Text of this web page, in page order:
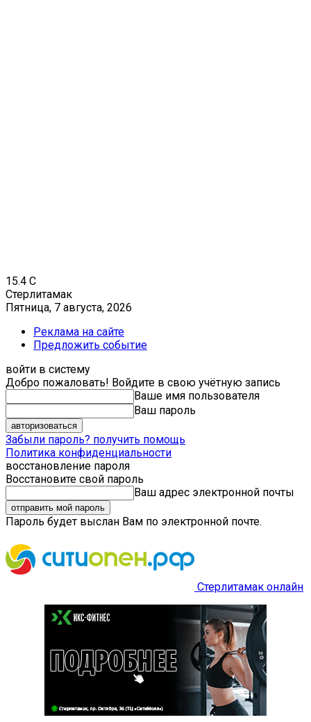
15.4 C
Стерлитамак
Пятница, 7 августа, 2026
Реклама на сайте
Предложить событие
войти в систему
Добро пожаловать! Войдите в свою учётную запись
Ваше имя пользователя
Ваш пароль
Забыли пароль? получить помощь
Политика конфиденциальности
восстановление пароля
Восстановите свой пароль
Ваш адрес электронной почты
Пароль будет выслан Вам по электронной почте.
Стерлитамак онлайн